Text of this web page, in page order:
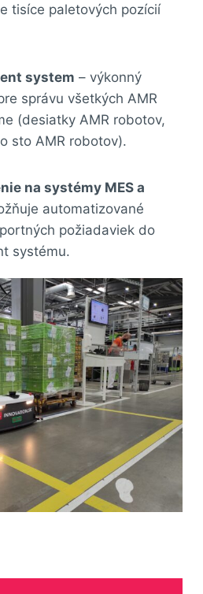
tisíce paletových pozícií
system – výkonný
správu všetkých AMR
(desiatky AMR robotov,
sto AMR robotov).
na systémy MES a
automatizované
požiadaviek do
systému.